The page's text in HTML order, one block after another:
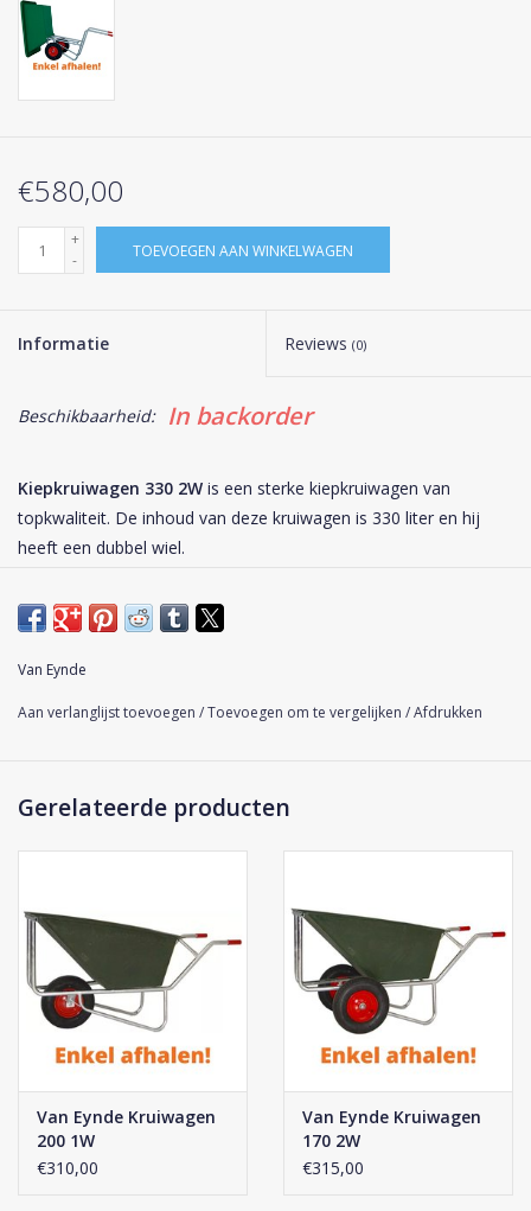
€580,00
+
-
TOEVOEGEN AAN WINKELWAGEN
Informatie Reviews (0)
Beschikbaarheid: In backorder
Kiepkruiwagen 330 2W is een sterke kiepkruiwagen van
topkwaliteit. De inhoud van deze kruiwagen is 330 liter en hij
heeft een dubbel wiel.
onderstel is volledig verzinkt. De band beschikt over een stalen
de band vier lagen heeft.
Let op: de kruiwagens worden niet thuis afgeleverd, maar
Van Eynde
Aan verlanglijst toevoegen /Toevoegen om te vergelijken /Afdrukken
Gerelateerde producten
Van Eynde Kruiwagen
200 1W
€310,00
Van Eynde Kruiwagen
170 2W
€315,00